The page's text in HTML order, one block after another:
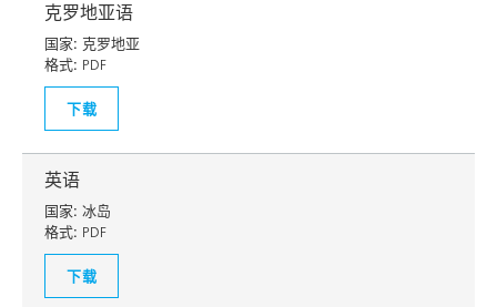
克罗地亚语
国家: 克罗地亚
格式: PDF
下载
英语
国家: 冰岛
格式: PDF
下载